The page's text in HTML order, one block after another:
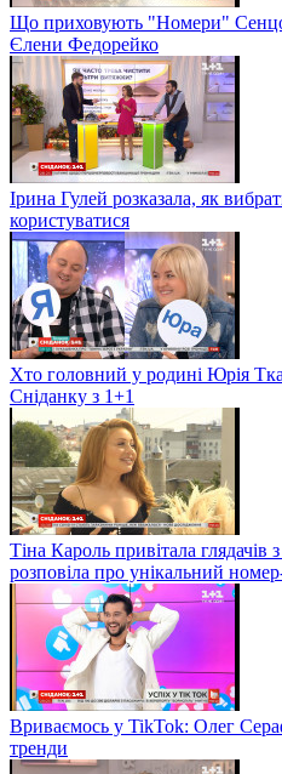
Що приховують "Номери"
Єлени Федорейко
Ірина Гулей розказала, як
користуватися
Хто головний у родині Юрія
Сніданку з 1+1
Тіна Кароль привітала глядачів
розповіла про унікальний
Вриваємось у TikTok: Олег
тренди